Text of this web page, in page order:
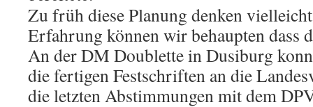
Zu früh diese Planung denken
Erfahrung können wir behaupten dass
An der DM Doublette in Dusiburg
die fertigen Festschriften an die
die letzten Abstimmungen mit dem